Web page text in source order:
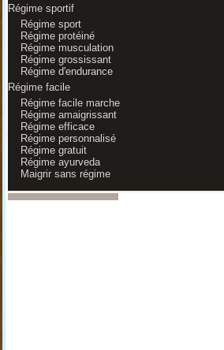
Régime sportif
Régime sport
Régime protéiné
Régime musculation
Régime grossissant
Régime d'endurance
Régime facile
Régime facile marche
Régime amaigrissant
Régime efficace
Régime personnalisé
Régime gratuit
Régime ayurveda
Maigrir sans régime